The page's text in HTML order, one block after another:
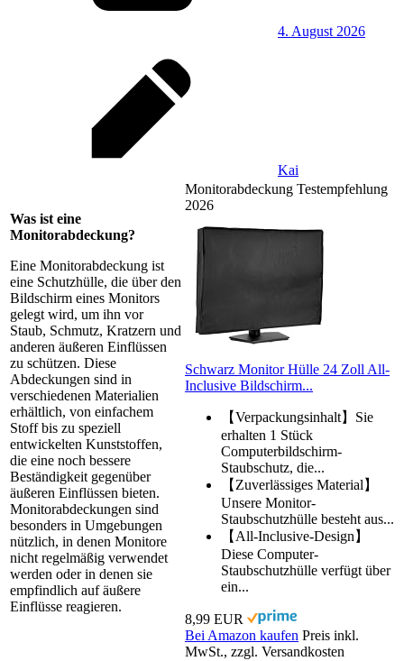
4. August 2026
Kai
Was ist eine
Monitorabdeckung?
Eine Monitorabdeckung ist
eine Schutzhülle, die über den
Bildschirm eines Monitors
gelegt wird, um ihn vor
Staub, Schmutz, Kratzern und
anderen äußeren Einflüssen
zu schützen. Diese
Abdeckungen sind in
verschiedenen Materialien
erhältlich, von einfachem
Stoff bis zu speziell
entwickelten Kunststoffen,
die eine noch bessere
Beständigkeit gegenüber
äußeren Einflüssen bieten.
Monitorabdeckungen sind
besonders in Umgebungen
nützlich, in denen Monitore
nicht regelmäßig verwendet
werden oder in denen sie
empfindlich auf äußere
Einflüsse reagieren.
Monitorabdeckung Testempfehlung
2026
Schwarz Monitor Hülle 24 Zoll All-
Inclusive Bildschirm...
【Verpackungsinhalt】Sie
erhalten 1 Stück
Computerbildschirm-
Staubschutz, die...
【Zuverlässiges Material】
Unsere Monitor-
Staubschutzhülle besteht aus...
【All-Inclusive-Design】
Diese Computer-
Staubschutzhülle verfügt über
ein...
8,99 EUR
Bei Amazon kaufen Preis inkl.
MwSt., zzgl. Versandkosten